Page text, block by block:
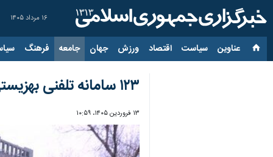
۱۶ مرداد ۱۴۰۵
عناوین‌ سیاست اقتصاد ورزش جهان جامعه فرهنگ
۱۲۳ سامانه تلفنی بهزیستی برای گزارش خشونت خانگی است/لزوم حساسیت اجتماعی
۱۳ فروردین ۱۴۰۵، ۱۰:۵۹